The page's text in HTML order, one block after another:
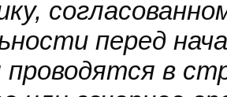
перед
в